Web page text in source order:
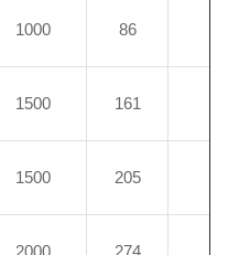
1000 86
1500 161
1500 205